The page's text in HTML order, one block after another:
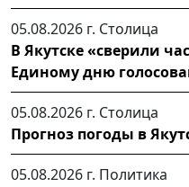
05.08.2026 г. Столица
В Якутске «сверили
Единому дню
05.08.2026 г. Столица
Прогноз погоды в
05.08.2026 г. Политика